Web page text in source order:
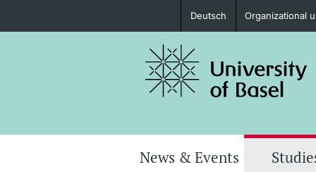
Prospective Students
Deutsch Organizational
News & Events